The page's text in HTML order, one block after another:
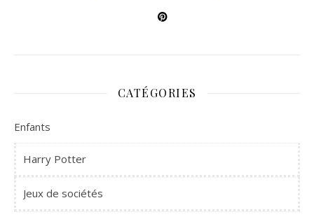
CATÉGORIES
Enfants
Harry Potter
Jeux de sociétés